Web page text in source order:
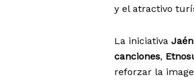
y el atractivo
La iniciativa
canciones,
reforzar la